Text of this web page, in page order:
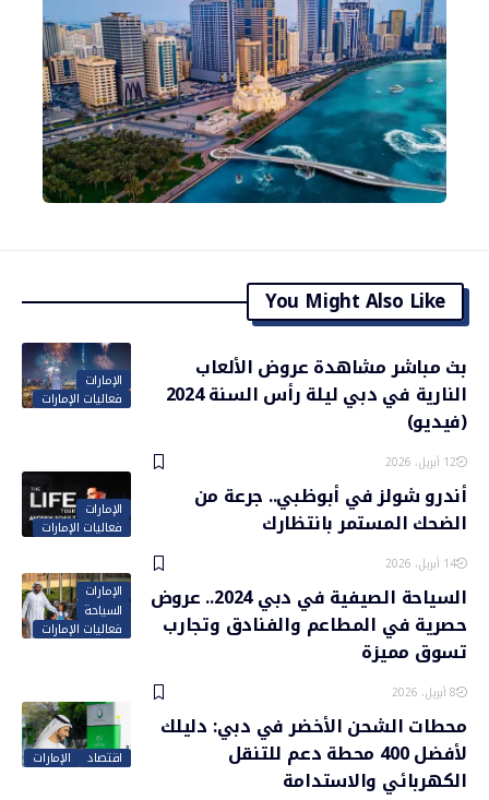
You Might Also Like
الإمارات
فعاليات الإمارات
بث مباشر مشاهدة عروض الألعاب
النارية في دبي ليلة رأس السنة 2024
(فيديو)
12 أبريل، 2026
الإمارات
فعاليات الإمارات
أندرو شولز في أبوظبي.. جرعة من
الضحك المستمر بانتظارك
14 أبريل، 2026
الإمارات
السياحة
فعاليات الإمارات
السياحة الصيفية في دبي 2024.. عروض
حصرية في المطاعم والفنادق وتجارب
تسوق مميزة
8 أبريل، 2026
اقتصاد الإمارات
محطات الشحن الأخضر في دبي: دليلك
لأفضل 400 محطة دعم للتنقل
الكهربائي والاستدامة